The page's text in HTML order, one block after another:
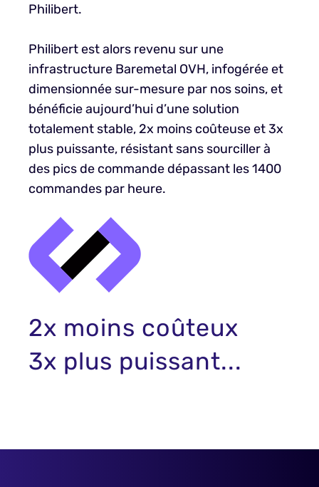
Philibert.
Philibert est alors revenu sur une
infrastructure Baremetal OVH, infogérée et
dimensionnée sur-mesure par nos soins, et
bénéficie aujourd’hui d’une solution
totalement stable, 2x moins coûteuse et 3x
plus puissante, résistant sans sourciller à
des pics de commande dépassant les 1400
commandes par heure.
2x moins coûteux
3x plus puissant...